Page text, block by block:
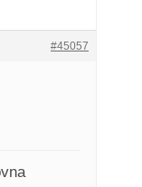
#45057